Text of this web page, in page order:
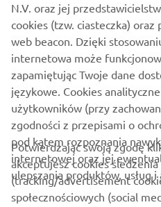
15 maja | Autodrom
wyłącznie dla
Yamaha
26 czerwca | Steel Ring,
29 września | Tor Stary
O FIRMIE
N.V. oraz jej
cookies (tzw. ciasteczka)
web beacon. Dzięki
internetowa może
zapamiętując Twoje dane
językowe. Cookies
użytkowników (przy
zgodności z przepisami o
pod kątem rozpoznania
internetowej oraz jej
ulepszania produktów, usług
Potwierdzając swoją zgodę
akceptujesz cookies
(tracking/advertisement
społecznościowych (social